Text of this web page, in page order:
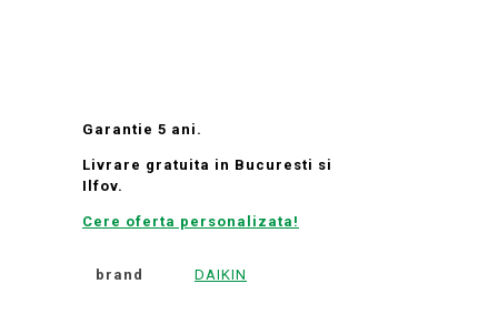
Garantie 5 ani.
Livrare gratuita in Bucuresti si
Ilfov.
Cere oferta personalizata!
brand DAIKIN